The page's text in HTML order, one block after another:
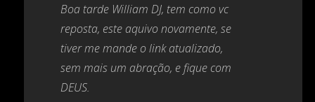
Boa tarde William DJ, tem como vc
reposta, este aquivo novamente, se
tiver me mande o link atualizado,
sem mais um abração, e fique com
DEUS.